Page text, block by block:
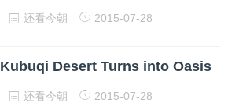
还看今朝 2015-07-28
Kubuqi Desert Turns into Oasis
还看今朝 2015-07-28